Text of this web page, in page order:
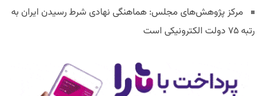
مرکز پژوهش‌های مجلس: هماهنگی نهادی شرط رسیدن ایران به
رتبه ۷۵ دولت الکترونیکی است